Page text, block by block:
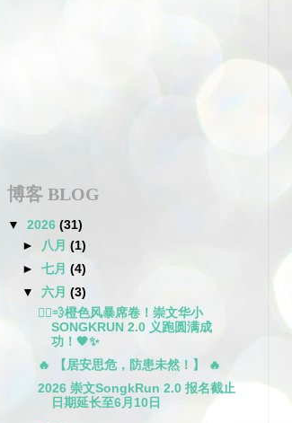
博客 BLOG
▼ 2026 (31)
► 八月(1)
►七月(4)
▼六月(3)
🏃‍♂️💨橙色风暴席卷！崇文华小
SONGKRUN 2.0 义跑圆满成
功！🧡✨
🔥 【居安思危，防患未然！】 🔥
2026 崇文SongkRun 2.0 报名截止
日期延长至6月10日